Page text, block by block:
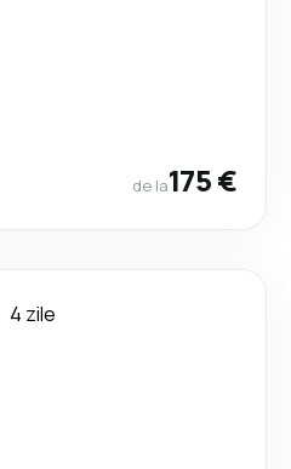
de la175 €
4 zile